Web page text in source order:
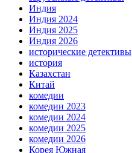
Индия
Индия 2024
Индия 2025
Индия 2026
исторические детективы
история
Казахстан
Китай
комедии
комедии 2023
комедии 2024
комедии 2025
комедии 2026
Корея Южная